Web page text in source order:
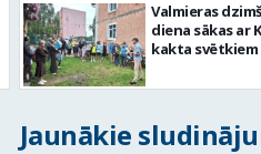
Valmieras
diena sākas ar
kakta svētkiem
Jaunākie